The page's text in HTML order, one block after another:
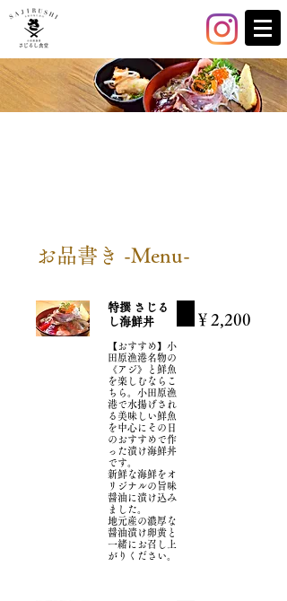
お品書き -Menu-
特撰 さじる
し海鮮丼
【おすすめ】小
田原漁港名物の
《アジ》と鮮魚
を楽しむならこ
ちら。小田原漁
港で水揚げされ
る美味しい鮮魚
を中心にその日
のおすすめで作
った漬け海鮮丼
です。
新鮮な海鮮をオ
リジナルの旨味
醤油に漬け込み
ました。
地元産の濃厚な
醤油漬け卵黄と
一緒にお召し上
がりください。
￥2,200